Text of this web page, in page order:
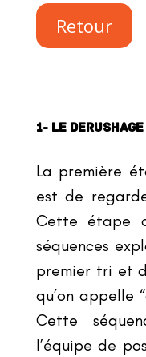
Retour
1- LE DERUSHAGE
La première
est de
Cette étape
séquences
premier tri et
qu’on appelle “
Cette
l’équipe de